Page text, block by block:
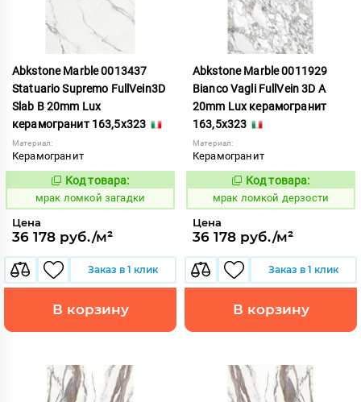
Abkstone Marble 0013437
Statuario Supremo FullVein3D
Slab B 20mm Lux
керамогранит 163,5x323
Материал:
Керамогранит
1052902
Код товара:
мрак ломкой загадки
Цена
36 178 руб./м²
Заказ в 1 клик
В корзину
Abkstone Marble 0011929
Bianco Vagli FullVein 3D A
20mm Lux керамогранит
163,5x323
Материал:
Керамогранит
1052895
Код товара:
мрак ломкой дерзости
Цена
36 178 руб./м²
Заказ в 1 клик
В корзину